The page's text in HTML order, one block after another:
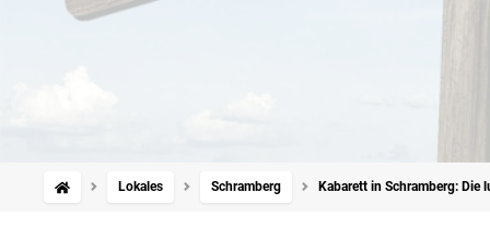
Lokales Schramberg Kabarett in Schramberg: Die